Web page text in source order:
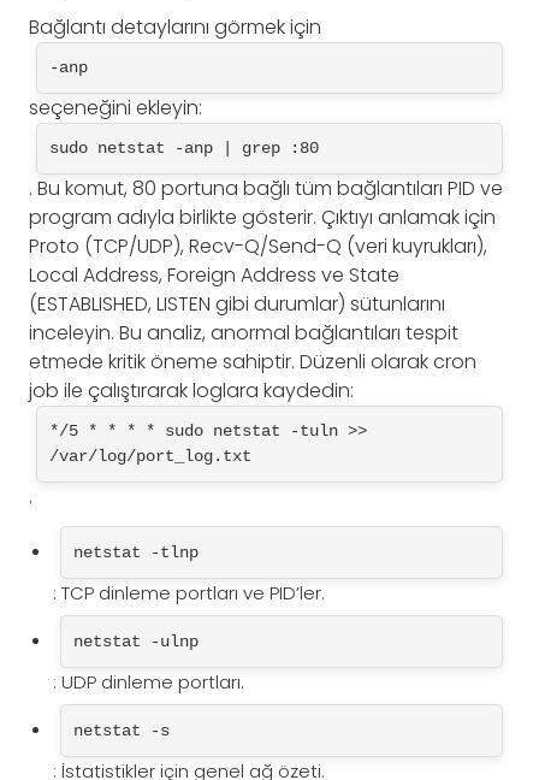
Bağlantı detaylarını görmek için
-anp
seçeneğini ekleyin:
sudo netstat -anp | grep :80
. Bu komut, 80 portuna bağlı tüm bağlantıları PID ve
program adıyla birlikte gösterir. Çıktıyı anlamak için
Proto (TCP/UDP), Recv-Q/Send-Q (veri kuyrukları),
Local Address, Foreign Address ve State
(ESTABLISHED, LISTEN gibi durumlar) sütunlarını
inceleyin. Bu analiz, anormal bağlantıları tespit
etmede kritik öneme sahiptir. Düzenli olarak cron
job ile çalıştırarak loglara kaydedin:
*/5 * * * * sudo netstat -tuln >>
/var/log/port_log.txt
.
netstat -tlnp
: TCP dinleme portları ve PID’ler.
netstat -ulnp
: UDP dinleme portları.
netstat -s
: İstatistikler için genel ağ özeti.